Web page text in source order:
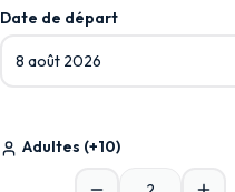
Date de départ
8 août 2026
Adultes (+10)